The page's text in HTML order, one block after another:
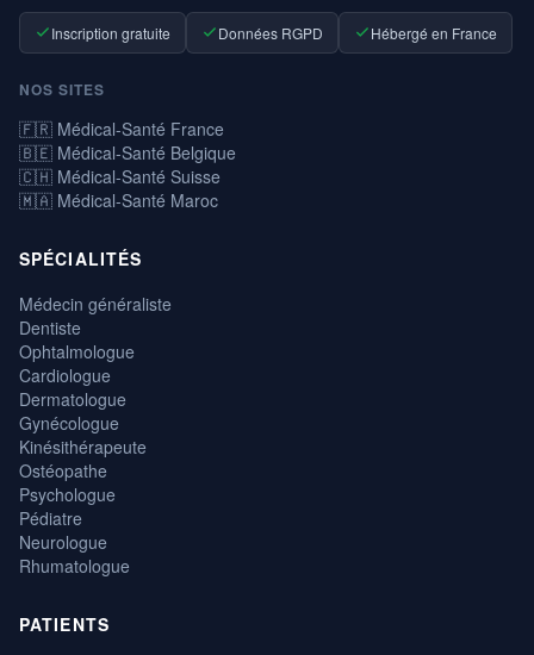
Inscription gratuite Données RGPD Hébergé en France
NOS SITES
🇫🇷 Médical-Santé France
🇧🇪 Médical-Santé Belgique
🇨🇭 Médical-Santé Suisse
🇲🇦 Médical-Santé Maroc
SPÉCIALITÉS
Médecin généraliste
Dentiste
Ophtalmologue
Cardiologue
Dermatologue
Gynécologue
Kinésithérapeute
Ostéopathe
Psychologue
Pédiatre
Neurologue
Rhumatologue
PATIENTS